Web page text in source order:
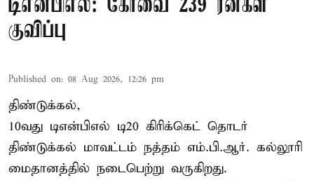
டிஎன்பிஎல்: கோவை 239 ரன்கள்
குவிப்பு
Published on: 08 Aug 2026, 12:26 pm
திண்டுக்கல்,
10வது டிஎன்பிஎல் டி20 கிரிக்கெட் தொடர்
திண்டுக்கல் மாவட்டம் நத்தம் எம்.பி.ஆர். கல்லூரி
மைதானத்தில் நடைபெற்று வருகிறது.